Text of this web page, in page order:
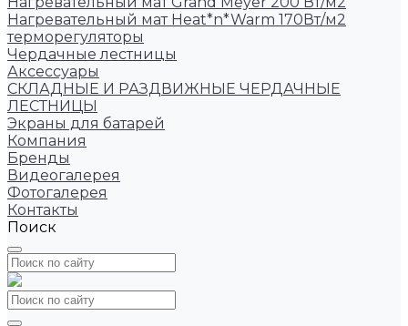
Нагревательный мат Heat*n*Warm 170Вт/м2
терморегуляторы
Чердачные лестницы
Аксессуары
СКЛАДНЫЕ И РАЗДВИЖНЫЕ ЧЕРДАЧНЫЕ
ЛЕСТНИЦЫ
Экраны для батарей
Компания
Бренды
Видеогалерея
Фотогалерея
Контакты
Поиск